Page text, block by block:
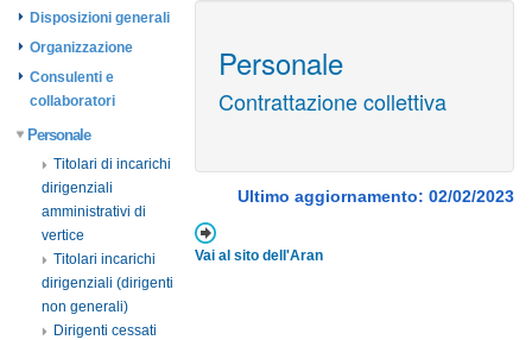
Disposizioni generali
Organizzazione
Consulenti e
collaboratori
Personale
Titolari di incarichi
dirigenziali
amministrativi di
vertice
Titolari incarichi
dirigenziali (dirigenti
non generali)
Dirigenti cessati
Personale
Contrattazione collettiva
Ultimo aggiornamento: 02/02/2023
Vai al sito dell'Aran